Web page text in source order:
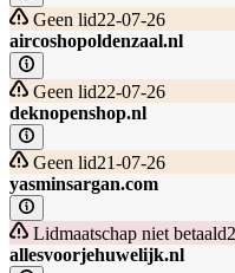
Geen lid22-07-26
aircoshopoldenzaal.nl
Geen lid22-07-26
deknopenshop.nl
Geen lid21-07-26
yasminsargan.com
Lidmaatschap niet betaald
allesvoorjehuwelijk.nl